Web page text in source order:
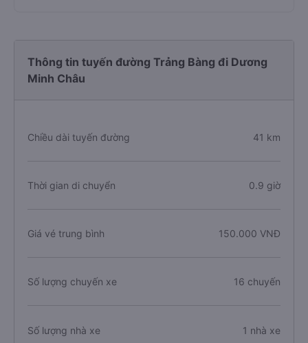
Thông tin tuyến đường Trảng Bàng đi Dương
Minh Châu
Chiều dài tuyến đường 41 km
Thời gian di chuyển 0.9 giờ
Giá vé trung bình 150.000 VNĐ
Số lượng chuyến xe 16 chuyến
Số lượng nhà xe 1 nhà xe